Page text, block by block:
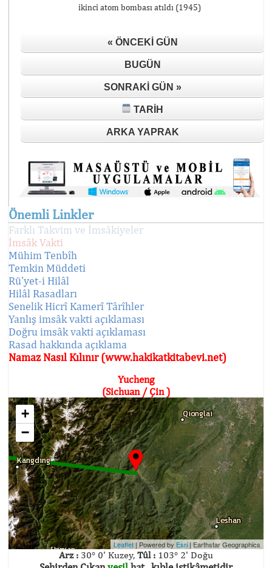
ikinci atom bombası atıldı (1945)
« ÖNCEKI GÜN
BUGÜN
SONRAKI GÜN »
TARIH
ARKA YAPRAK
Önemli Linkler
Farklı Takvim ve İmsâkiyeler
İmsâk Vakti
Mühim Tenbîh
Temkin Müddeti
Rü'yet-i Hilâl
Hilâl Rasadları
Senelik Hicrî Kamerî Târîhler
Yanlış imsâk vakti açıklaması
Doğru imsâk vakti açıklaması
Rasad hakkında açıklama
Namaz Nasıl Kılınır (www.hakikatkitabevi.net)
Yucheng
(Sichuan / Çin )
+
−
Leaflet | Powered by Esri| Earthstar Geographics
Arz : 30° 0' Kuzey, Tûl : 103° 2' Doğu